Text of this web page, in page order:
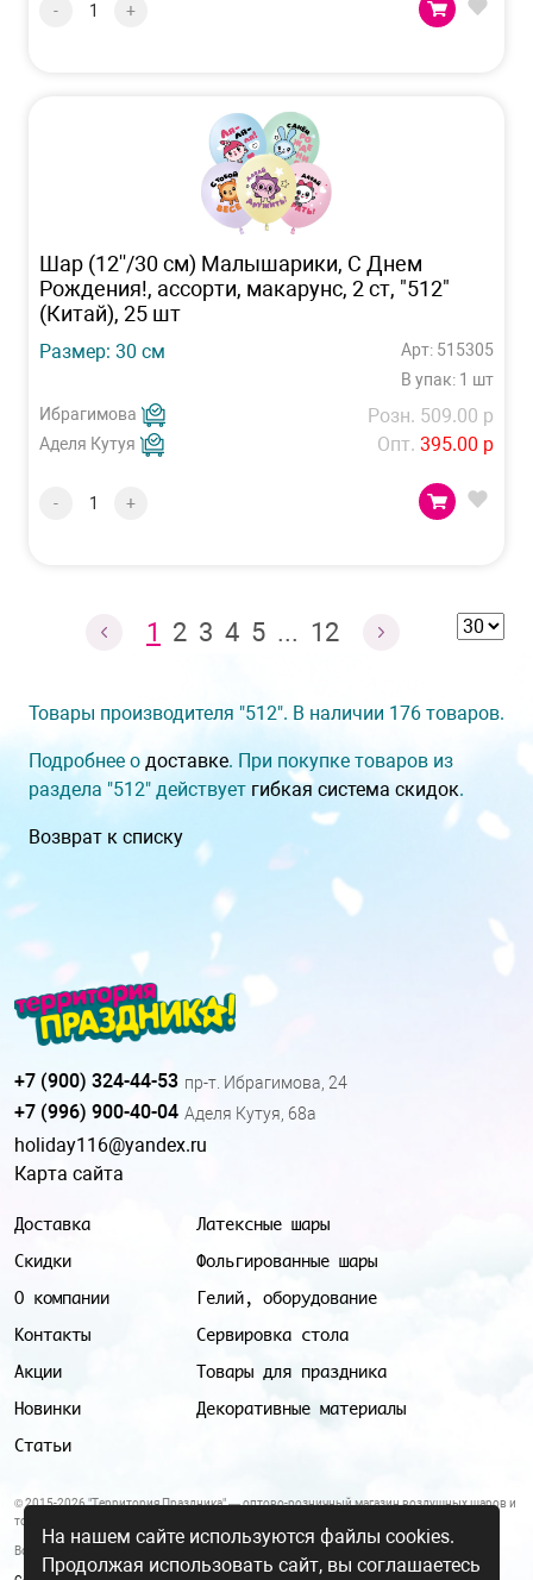
- +
Шар (12''/30 см) Малышарики, С Днем
Рождения!, ассорти, макарунс, 2 ст, "512"
(Китай), 25 шт
Размер: 30 см
Арт: 515305
В упак: 1 шт
Ибрагимова
Аделя Кутуя
Розн. 509.00 р
Опт. 395.00 р
- +
1 2 3 4 5 ... 12
Товары производителя "512". В наличии 176 товаров.
Подробнее о доставке. При покупке товаров из
раздела "512" действует гибкая система скидок.
Возврат к списку
Доставка
Скидки
О компании
Контакты
Акции
Новинки
Статьи
Латексные шары
Фольгированные шары
Гелий, оборудование
Сервировка стола
Товары для праздника
Декоративные материалы
+7 (900) 324-44-53 пр-т. Ибрагимова, 24
+7 (996) 900-40-04 Аделя Кутуя, 68а
holiday116@yandex.ru
Карта сайта
© 2015-2026 "Территория Праздника" — оптово-розничный магазин воздушных шаров и
товаров для праздника.
Все цены и условия, указанные на данном сайте, не являются публичной офертой.
На нашем сайте используются файлы cookies.
Продолжая использовать сайт, вы соглашаетесь